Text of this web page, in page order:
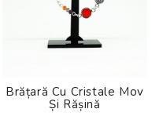
Brățară Cu Cristale Mov
Și Rășină